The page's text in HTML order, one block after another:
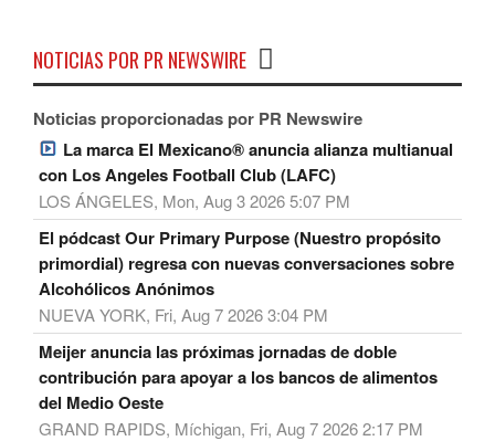
NOTICIAS POR PR NEWSWIRE
Noticias proporcionadas por PR Newswire
La marca El Mexicano® anuncia alianza multianual
con Los Angeles Football Club (LAFC)
LOS ÁNGELES, Mon, Aug 3 2026 5:07 PM
El pódcast Our Primary Purpose (Nuestro propósito
primordial) regresa con nuevas conversaciones sobre
Alcohólicos Anónimos
NUEVA YORK, Fri, Aug 7 2026 3:04 PM
Meijer anuncia las próximas jornadas de doble
contribución para apoyar a los bancos de alimentos
del Medio Oeste
GRAND RAPIDS, Míchigan, Fri, Aug 7 2026 2:17 PM